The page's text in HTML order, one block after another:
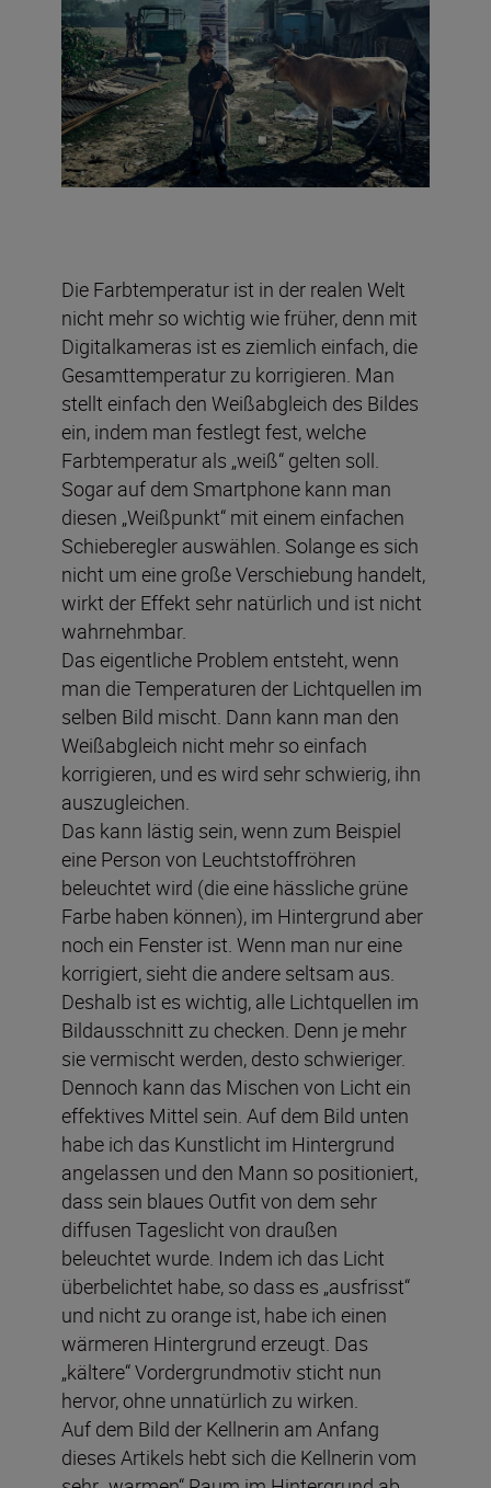
Die Farbtemperatur ist in der realen Welt
nicht mehr so wichtig wie früher, denn mit
Digitalkameras ist es ziemlich einfach, die
Gesamttemperatur zu korrigieren. Man
stellt einfach den Weißabgleich des Bildes
ein, indem man festlegt fest, welche
Farbtemperatur als „weiß“ gelten soll.
Sogar auf dem Smartphone kann man
diesen „Weißpunkt“ mit einem einfachen
Schieberegler auswählen. Solange es sich
nicht um eine große Verschiebung handelt,
wirkt der Effekt sehr natürlich und ist nicht
wahrnehmbar.
Das eigentliche Problem entsteht, wenn
man die Temperaturen der Lichtquellen im
selben Bild mischt. Dann kann man den
Weißabgleich nicht mehr so einfach
korrigieren, und es wird sehr schwierig, ihn
auszugleichen.
Das kann lästig sein, wenn zum Beispiel
eine Person von Leuchtstoffröhren
beleuchtet wird (die eine hässliche grüne
Farbe haben können), im Hintergrund aber
noch ein Fenster ist. Wenn man nur eine
korrigiert, sieht die andere seltsam aus.
Deshalb ist es wichtig, alle Lichtquellen im
Bildausschnitt zu checken. Denn je mehr
sie vermischt werden, desto schwieriger.
Dennoch kann das Mischen von Licht ein
effektives Mittel sein. Auf dem Bild unten
habe ich das Kunstlicht im Hintergrund
angelassen und den Mann so positioniert,
dass sein blaues Outfit von dem sehr
diffusen Tageslicht von draußen
beleuchtet wurde. Indem ich das Licht
überbelichtet habe, so dass es „ausfrisst“
und nicht zu orange ist, habe ich einen
wärmeren Hintergrund erzeugt. Das
„kältere“ Vordergrundmotiv sticht nun
hervor, ohne unnatürlich zu wirken.
Auf dem Bild der Kellnerin am Anfang
dieses Artikels hebt sich die Kellnerin vom